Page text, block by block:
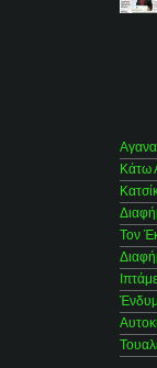
Κάτω
Τον